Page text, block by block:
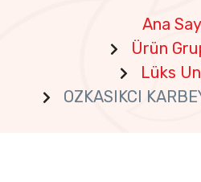
Ana
Ürün
Lüks
OZKASIKCI